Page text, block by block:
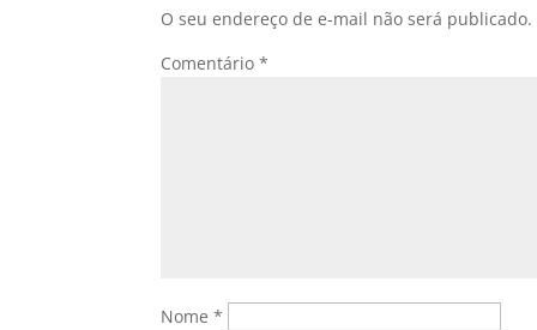
O seu endereço de e-mail não será publicado.
Comentário*
Nome*